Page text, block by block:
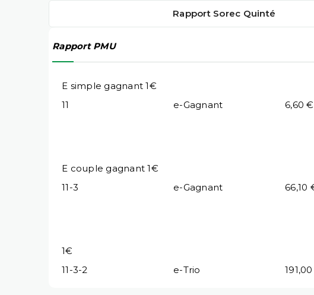
Rapport Sorec Quinté
Rapport PMU
E simple gagnant 1€
11
e-Gagnant 6,60 €
E couple gagnant 1€
11-3
e-Gagnant 66,10
1€
11-3-2
e-Trio